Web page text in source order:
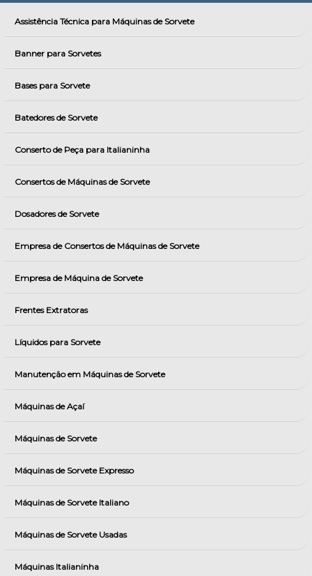
Assistência Técnica para Máquinas de Sorvete
Banner para Sorvetes
Bases para Sorvete
Batedores de Sorvete
Conserto de Peça para Italianinha
Consertos de Máquinas de Sorvete
Dosadores de Sorvete
Empresa de Consertos de Máquinas de Sorvete
Empresa de Máquina de Sorvete
Frentes Extratoras
Líquidos para Sorvete
Manutenção em Máquinas de Sorvete
Máquinas de Açaí
Máquinas de Sorvete
Máquinas de Sorvete Expresso
Máquinas de Sorvete Italiano
Máquinas de Sorvete Usadas
Máquinas Italianinha